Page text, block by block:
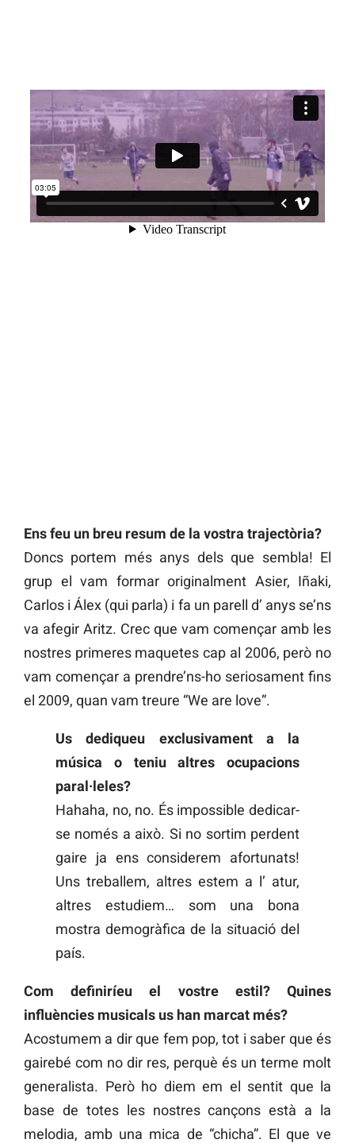
Ens feu un breu resum de la vostra trajectòria?
Doncs portem més anys dels que sembla! El
grup el vam formar originalment Asier, Iñaki,
Carlos i Álex (qui parla) i fa un parell d’ anys se’ns
va afegir Aritz. Crec que vam començar amb les
nostres primeres maquetes cap al 2006, però no
vam començar a prendre’ns-ho seriosament fins
el 2009, quan vam treure “We are love”.
Us dediqueu exclusivament a la
música o teniu altres ocupacions
paral·leles?
Hahaha, no, no. És impossible dedicar-
se només a això. Si no sortim perdent
gaire ja ens considerem afortunats!
Uns treballem, altres estem a l’ atur,
altres estudiem… som una bona
mostra demogràfica de la situació del
país.
Com definiríeu el vostre estil? Quines
influències musicals us han marcat més?
Acostumem a dir que fem pop, tot i saber que és
gairebé com no dir res, perquè és un terme molt
generalista. Però ho diem em el sentit que la
base de totes les nostres cançons està a la
melodia, amb una mica de “chicha”. El que ve